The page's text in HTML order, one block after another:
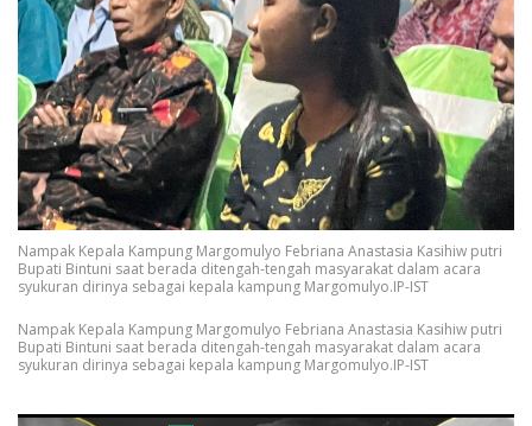
Nampak Kepala Kampung Margomulyo Febriana Anastasia Kasihiw putri
Bupati Bintuni saat berada ditengah-tengah masyarakat dalam acara
syukuran dirinya sebagai kepala kampung Margomulyo.IP-IST
Nampak Kepala Kampung Margomulyo Febriana Anastasia Kasihiw putri
Bupati Bintuni saat berada ditengah-tengah masyarakat dalam acara
syukuran dirinya sebagai kepala kampung Margomulyo.IP-IST